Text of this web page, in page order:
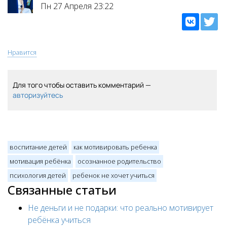
Пн 27 Апреля 23:22
Нравится
Для того чтобы оставить комментарий —
авторизуйтесь
воспитание детей
как мотивировать ребенка
мотивация ребёнка
осознанное родительство
психология детей
ребенок не хочет учиться
Связанные статьи
Не деньги и не подарки: что реально мотивирует
ребёнка учиться